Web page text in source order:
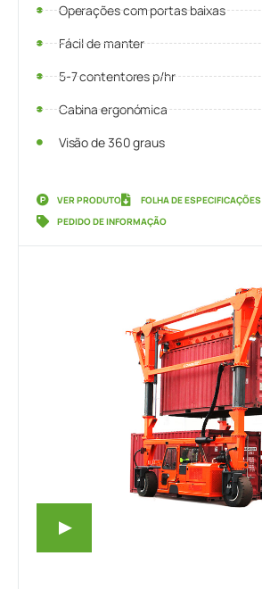
Operações com portas baixas
Fácil de manter
5-7 contentores p/hr
Cabina ergonómica
Visão de 360 graus
VER PRODUTO
FOLHA DE ESPECIFICAÇÕES
PEDIDO DE INFORMAÇÃO